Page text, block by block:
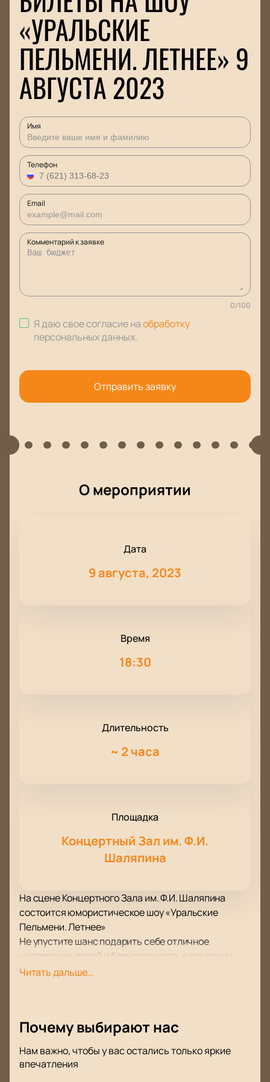
«УРАЛЬСКИЕ
ПЕЛЬМЕНИ. ЛЕТНЕЕ» 9
АВГУСТА 2023
Имя
Телефон
Email
Комментарий к заявке
0/100
Я даю свое согласие наобработку
персональных данных.
Отправить заявку
О мероприятии
Дата
9 августа, 2023
Время
18:30
Длительность
~ 2 часа
Площадка
Концертный Зал им. Ф.И.
Шаляпина
На сцене Концертного Зала им. Ф.И. Шаляпина
состоится юмористическое шоу «Уральские
Пельмени. Летнее»
Не упустите шанс подарить себе отличное
настроение, покой и безмятежность в компании
комиков шоу Уральские Пельмени!
супермаркете или в школе, а также юмор на самые
вечер мощный заряд прекрасного настроения.
В героях на сцене вы непременно узнаете своих
Читать дальше...
Почему выбирают нас
Нам важно, чтобы у вас остались только яркие
впечатления